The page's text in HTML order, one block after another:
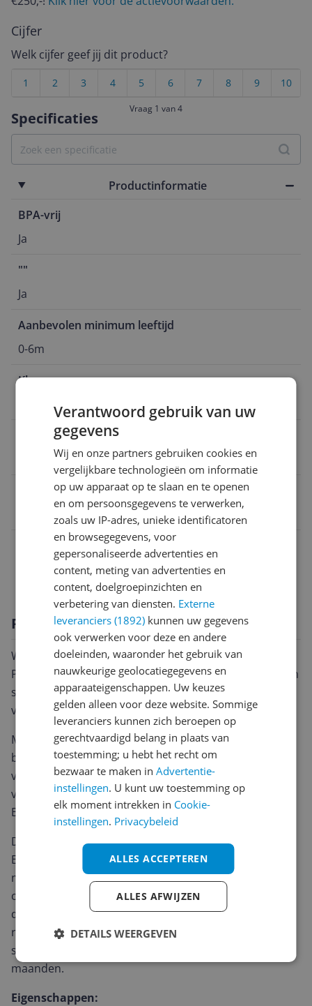
Specificaties
Productinformatie
BPA-vrij
Ja
""
Ja
Aanbevolen minimum leeftijd
0-6m
Kleur
Meerkleurig
Aanbevolen maximum leeftijd
8426420083195
Inhoud en samenstelling van dit artikel
Overige kenmerken
Productomschrijving
Wat een schattige fopspeen is dit uit de A Walk In The
Park collectie van Suavinex! Het ene speentje heeft een
speels en kleurrijk design, het andere speentje is wit
van kleur. De speen is omkeerbaar.
Met een speentje van Suavinex ga je voor kwaliteit en
ben je verzekerd van een goede en veilige fopspeen
voor je kindje. Deze fopspeen heeft een fysiologische
vorm. Deze speen is gemaakt van silicone en is vrij van
BPA.
De vorm van de speen heeft verschillende voordelen.
Een tepelvormige speen bootst de vorm van de borst
na, waardoor deze speen ideaal is om te gebruiken in
combinatie met borstvoeding. Het schildje heeft
daarnaast ventilatiegaten, waardoor huidirritatie
rondom de mond van je kindje wordt voorkomen. De
speentjes zijn geschikt voor kindjes van 0 tot 6
maanden.
Eigenschappen:
Cijfer
Welk cijfer geef jij dit product?
10
9
8
7
6
5
4
3
2
1
Vraag 1 van 4
Verantwoord gebruik van uw
gegevens
Wij en onze partners gebruiken cookies en
vergelijkbare technologieën om informatie
op uw apparaat op te slaan en te openen
en om persoonsgegevens te verwerken,
zoals uw IP-adres, unieke identificatoren
en browsegegevens, voor
gepersonaliseerde advertenties en
content, meting van advertenties en
content, doelgroepinzichten en
verbetering van diensten. Externe
leveranciers (1892) kunnen uw gegevens
ook verwerken voor deze en andere
doeleinden, waaronder het gebruik van
nauwkeurige geolocatiegegevens en
apparaateigenschappen. Uw keuzes
gelden alleen voor deze website. Sommige
leveranciers kunnen zich beroepen op
gerechtvaardigd belang in plaats van
toestemming; u hebt het recht om
bezwaar te maken inAdvertentie-
instellingen. U kunt uw toestemming op
elk moment intrekken in Cookie-
instellingen. Privacybeleid
ALLES ACCEPTEREN
ALLES AFWIJZEN
DETAILS WEERGEVEN